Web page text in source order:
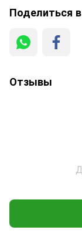
Поделиться
Отзывы